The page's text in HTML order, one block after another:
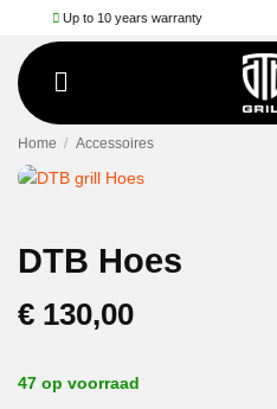
inhoud
Up to 10 years warranty
Home / Accessoires
DTB Hoes
€ 130,00
47 op voorraad